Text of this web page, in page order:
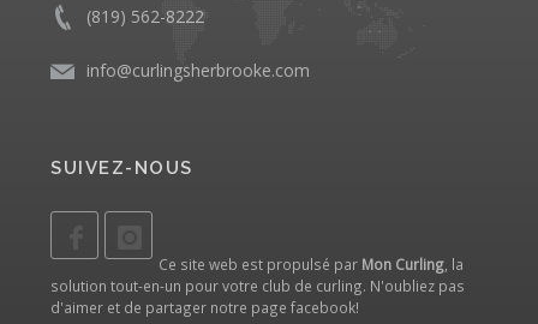
(819) 562-8222
info@curlingsherbrooke.com
SUIVEZ-NOUS
Ce site web est propulsé par Mon Curling , la
solution tout-en-un pour votre club de curling. N'oubliez pas
d'aimer et de partager notre page facebook!